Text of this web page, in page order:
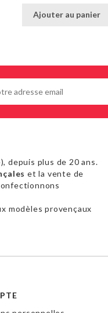
Ajouter au panier
depuis plus de 20 ans.
et la vente de
modèles provençaux